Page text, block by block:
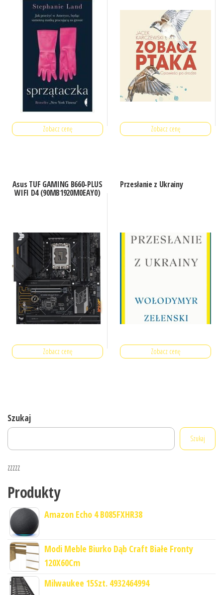
Zobacz cenę Zobacz cenę
Asus TUF GAMING B660-PLUS
WIFI D4 (90MB1920M0EAY0)
Zobacz cenę
Przesłanie z Ukrainy
Zobacz cenę
Szukaj
Szukaj
zzzzz
Produkty
Amazon Echo 4 B085FXHR38
Modi Meble Biurko Dąb Craft Białe Fronty
120X60Cm
Milwaukee 15Szt. 4932464994